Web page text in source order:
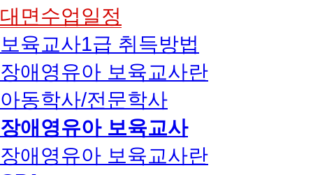
대면수업일정
보육교사1급 취득방법
장애영유아 보육교사란
아동학사/전문학사
장애영유아 보육교사
장애영유아 보육교사란